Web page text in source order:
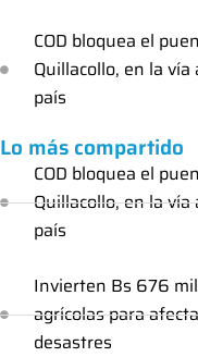
COD bloquea el
Quillacollo, en la vía
país
Lo más compartido
COD bloquea el
Quillacollo, en la vía
país
Invierten Bs 676
agrícolas para
desastres